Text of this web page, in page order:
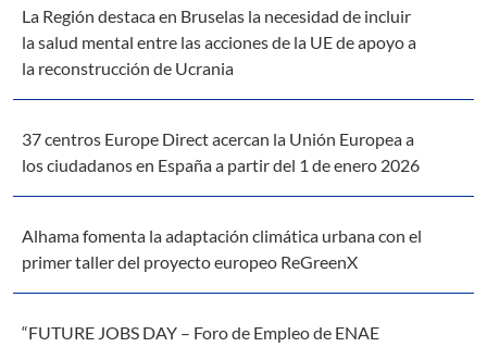
La Región destaca en Bruselas la necesidad de incluir
la salud mental entre las acciones de la UE de apoyo a
la reconstrucción de Ucrania
37 centros Europe Direct acercan la Unión Europea a
los ciudadanos en España a partir del 1 de enero 2026
Alhama fomenta la adaptación climática urbana con el
primer taller del proyecto europeo ReGreenX
“FUTURE JOBS DAY – Foro de Empleo de ENAE